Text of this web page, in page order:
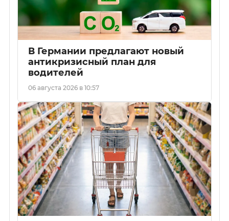
В Германии предлагают новый
антикризисный план для
водителей
06 августа 2026 в 10:57